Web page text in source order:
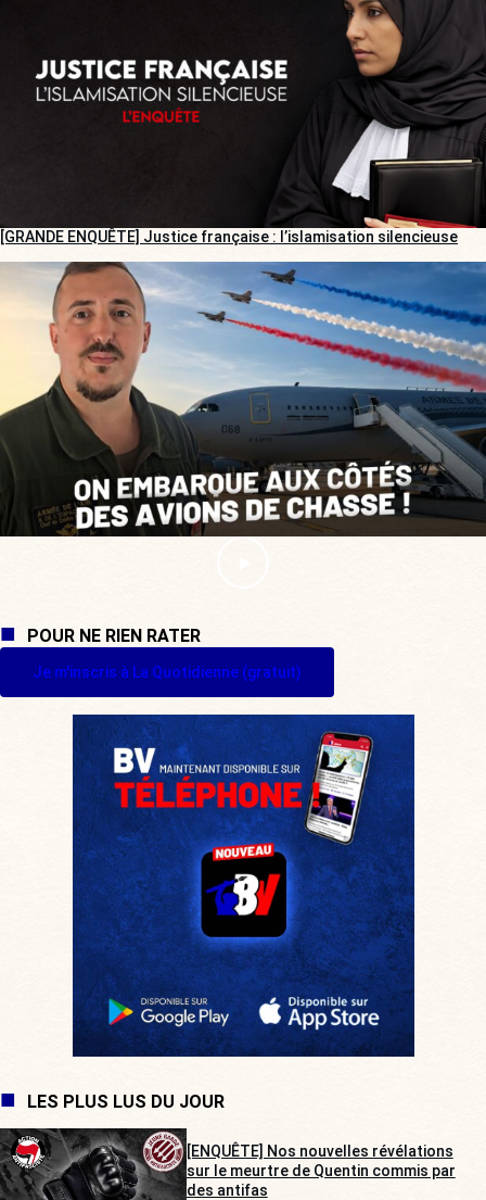
[GRANDE ENQUÊTE] Justice française : l’islamisation silencieuse
POUR NE RIEN RATER
Je m'inscris à La Quotidienne (gratuit)
LES PLUS LUS DU JOUR
[ENQUÊTE] Nos nouvelles révélations
sur le meurtre de Quentin commis par
des antifas